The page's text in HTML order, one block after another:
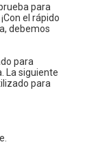
para
el rápido
debemos
para
La siguiente
para